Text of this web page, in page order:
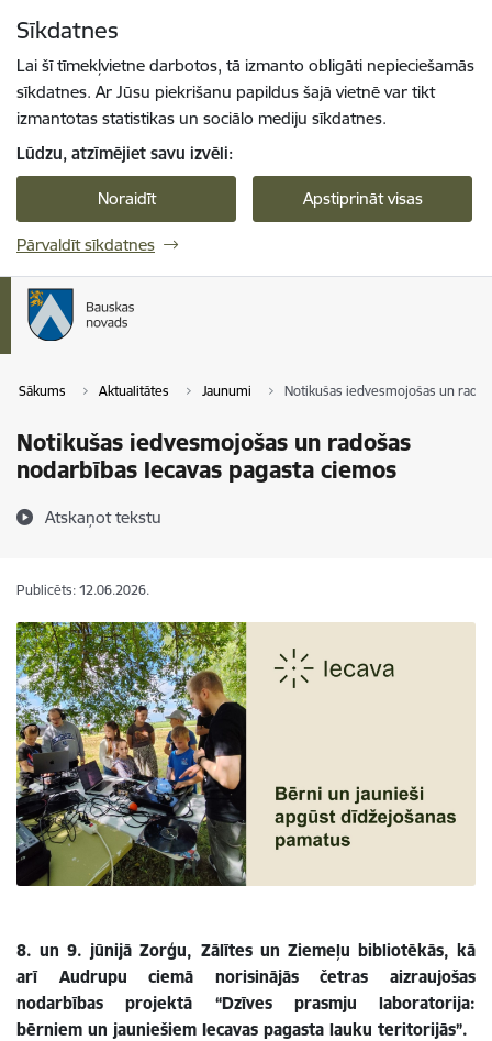
Sīkdatnes
Lai šī tīmekļvietne darbotos, tā izmanto obligāti nepieciešamās
sīkdatnes. Ar Jūsu piekrišanu papildus šajā vietnē var tikt
izmantotas statistikas un sociālo mediju sīkdatnes.
Lūdzu, atzīmējiet savu izvēli:
Noraidīt Apstiprināt visas
Pārvaldīt sīkdatnes
Sākums Aktualitātes Jaunumi Notikušas iedvesmojošas un
Notikušas iedvesmojošas un radošas
nodarbības Iecavas pagasta ciemos
Atskaņot tekstu
Publicēts: 12.06.2026.
8. un 9. jūnijā Zorģu, Zālītes un Ziemeļu bibliotēkās, kā
arī Audrupu ciemā norisinājās četras aizraujošas
nodarbības projektā “Dzīves prasmju laboratorija:
bērniem un jauniešiem Iecavas pagasta lauku teritorijās”.